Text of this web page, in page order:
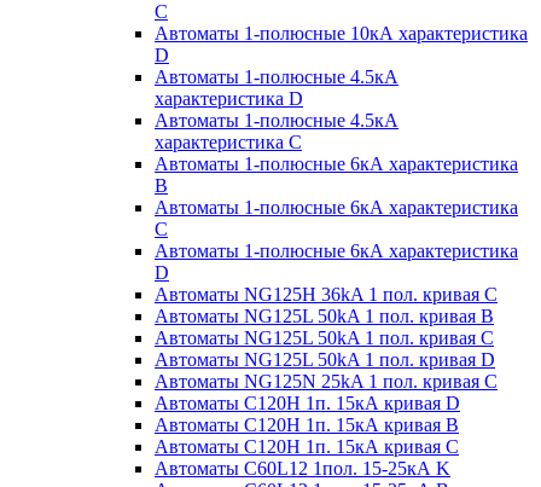
C
Автоматы 1-полюсные 10кА характеристика
D
Автоматы 1-полюсные 4.5кА
характеристика D
Автоматы 1-полюсные 4.5кА
характеристика С
Автоматы 1-полюсные 6кА характеристика
B
Автоматы 1-полюсные 6кА характеристика
C
Автоматы 1-полюсные 6кА характеристика
D
Автоматы NG125H 36kA 1 пол. кривая C
Автоматы NG125L 50kA 1 пол. кривая B
Автоматы NG125L 50kA 1 пол. кривая C
Автоматы NG125L 50kA 1 пол. кривая D
Автоматы NG125N 25kA 1 пол. кривая C
Автоматы С120H 1п. 15кА кривая D
Автоматы С120H 1п. 15кА кривая В
Автоматы С120H 1п. 15кА кривая С
Автоматы С60L12 1пол. 15-25кА K